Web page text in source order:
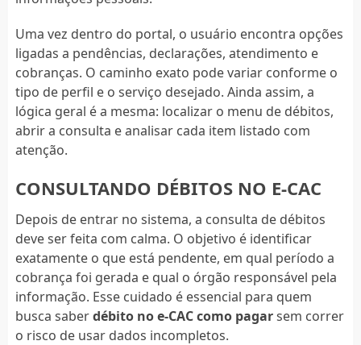
Uma vez dentro do portal, o usuário encontra opções
ligadas a pendências, declarações, atendimento e
cobranças. O caminho exato pode variar conforme o
tipo de perfil e o serviço desejado. Ainda assim, a
lógica geral é a mesma: localizar o menu de débitos,
abrir a consulta e analisar cada item listado com
atenção.
CONSULTANDO DÉBITOS NO E-CAC
Depois de entrar no sistema, a consulta de débitos
deve ser feita com calma. O objetivo é identificar
exatamente o que está pendente, em qual período a
cobrança foi gerada e qual o órgão responsável pela
informação. Esse cuidado é essencial para quem
busca saberdébito no e-CAC como pagarsem correr
o risco de usar dados incompletos.